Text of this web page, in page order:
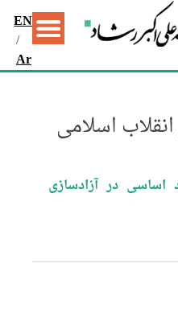
EN
/
Ar
اسلامی
اساسی در آزادسازی